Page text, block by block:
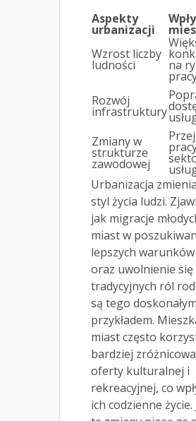
Aspekty
urbanizacji
Wzrost liczby
ludności na
Rozwój
infrastruktury
Zmiany w
strukturze
zawodowej
Urbanizacja
styl życia ludzi.
jak migracje
miast w
lepszych warunków
oraz uwolnienie się
tradycyjnych ról
są tego doskonałym
przykładem.
miast często
bardziej
oferty kulturalnej i
rekreacyjnej, co
ich codzienne życie.